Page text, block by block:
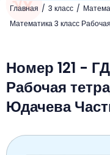
Главная 3 класс
Математика 3 класс
1 класс
3 класс
4 класс
Номер 121 -
Рабочая
Юдачева